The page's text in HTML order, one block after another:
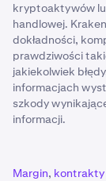
kryptoaktywów
handlowej.
dokładności,
prawdziwości
jakiekolwiek
informacjach
szkody
informacji.
Margin,